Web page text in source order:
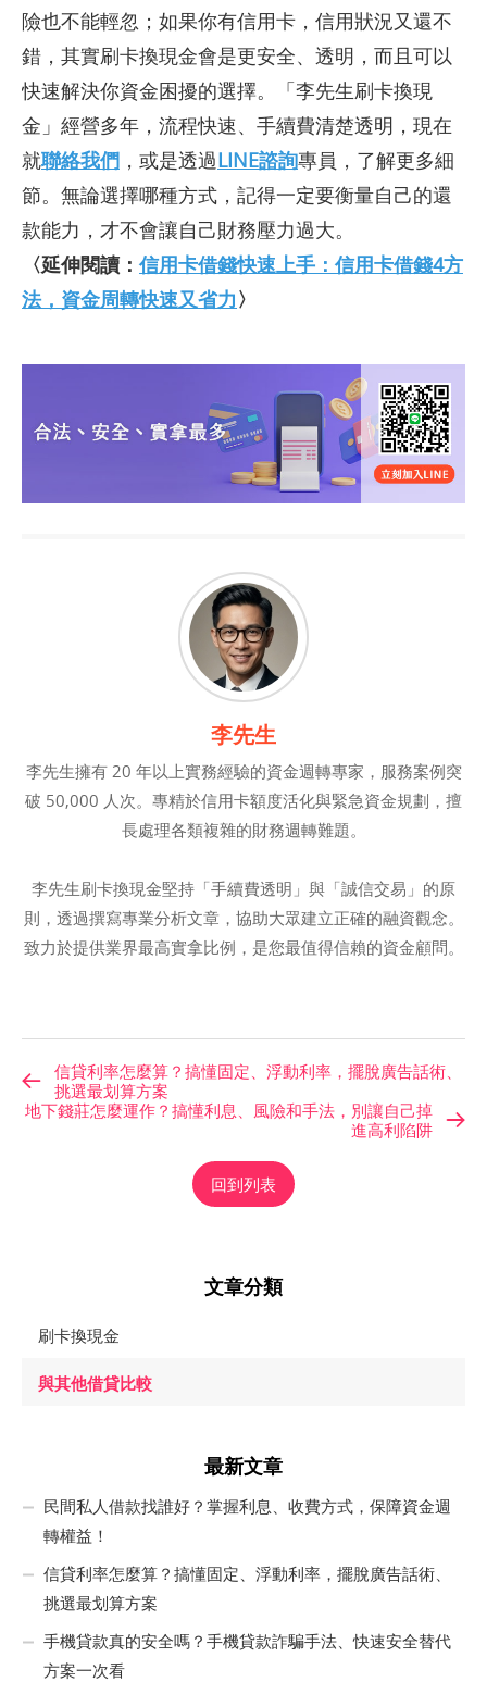
險也不能輕忽；如果你有信用卡，信用狀況又還不
錯，其實刷卡換現金會是更安全、透明，而且可以
快速解決你資金困擾的選擇。「李先生刷卡換現
金」經營多年，流程快速、手續費清楚透明，現在
就聯絡我們 ，或是透過LINE諮詢專員，了解更多細
節。無論選擇哪種方式，記得一定要衡量自己的還
款能力，才不會讓自己財務壓力過大。
〈延伸閱讀： 信用卡借錢快速上手：信用卡借錢4方
法，資金周轉快速又省力〉
李先生
李先生擁有 20 年以上實務經驗的資金週轉專家，服務案例突
破 50,000 人次。專精於信用卡額度活化與緊急資金規劃，擅
長處理各類複雜的財務週轉難題。
李先生刷卡換現金堅持「手續費透明」與「誠信交易」的原
則，透過撰寫專業分析文章，協助大眾建立正確的融資觀念。
致力於提供業界最高實拿比例，是您最值得信賴的資金顧問。
信貸利率怎麼算？搞懂固定、浮動利率，擺脫廣告話術、
挑選最划算方案
地下錢莊怎麼運作？搞懂利息、風險和手法，別讓自己掉
進高利陷阱
回到列表
文章分類
刷卡換現金
與其他借貸比較
最新文章
民間私人借款找誰好？掌握利息、收費方式，保障資金週
轉權益！
信貸利率怎麼算？搞懂固定、浮動利率，擺脫廣告話術、
挑選最划算方案
手機貸款真的安全嗎？手機貸款詐騙手法、快速安全替代
方案一次看